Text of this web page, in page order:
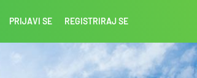
PRIJAVI SE REGISTRIRAJ SE